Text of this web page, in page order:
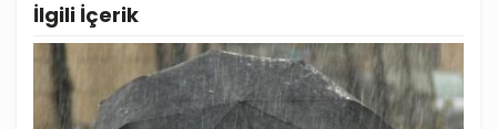
İlgili İçerik